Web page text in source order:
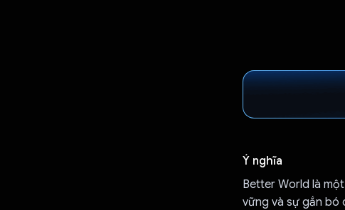
Ý nghĩa
Better World là
vững và sự gắn bó